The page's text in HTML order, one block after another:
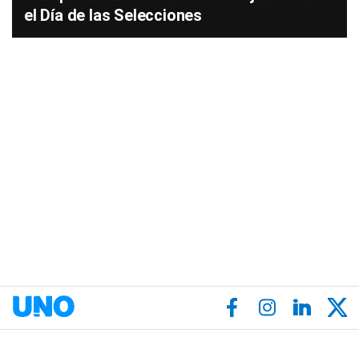
el Día de las Selecciones